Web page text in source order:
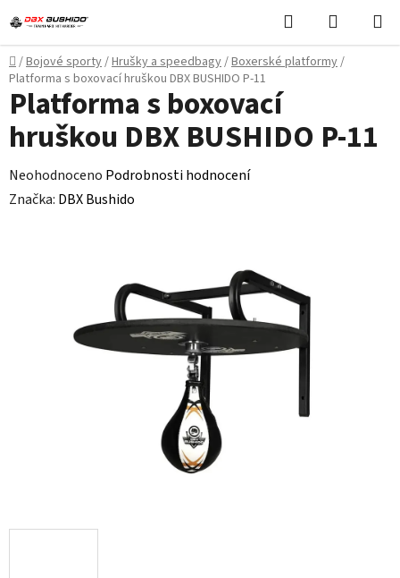
na
obsah
Hledat
KOŠÍK
Domů
/Bojové sporty/Hrušky a speedbagy/Boxerské platformy/
Platforma s boxovací hruškou DBX BUSHIDO P-11
Platforma s boxovací
hruškou DBX BUSHIDO P-11
Průměrné
hodnocení
Neohodnoceno Podrobnosti hodnocení
Značka: DBX Bushido